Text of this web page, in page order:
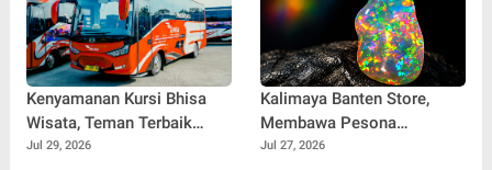
Kenyamanan Kursi Bhisa
Wisata, Teman Terbaik
untuk Perjalanan Jauh
Jul 29, 2026
Kalimaya Banten Store,
Membawa Pesona
Kalimaya Banten
Jul 27, 2026